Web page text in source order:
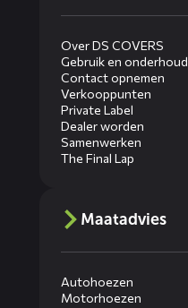
Over DS COVERS
Gebruik en onderhoud
Contact opnemen
Verkooppunten
Private Label
Dealer worden
Samenwerken
The Final Lap
Maatadvies
Autohoezen
Motorhoezen